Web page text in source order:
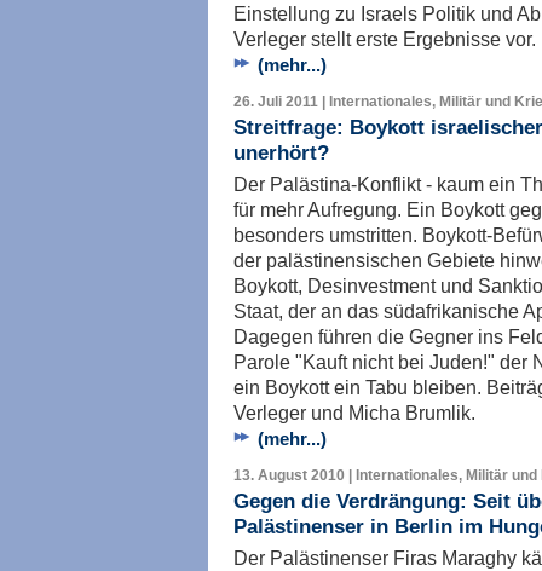
Einstellung zu Israels Politik und
Verleger stellt erste Ergebnisse vor.
(mehr...)
26. Juli 2011 | Internationales, Militär und
Streitfrage: Boykott
unerhört?
Der Palästina-Konflikt - kaum ein
für mehr Aufregung. Ein Boykott
besonders umstritten. Boykott-
der palästinensischen Gebiete
Boykott, Desinvestment und
Staat, der an das südafrikanische
Dagegen führen die Gegner ins
Parole "Kauft nicht bei Juden!" der
ein Boykott ein Tabu bleiben.
Verleger und Micha Brumlik.
(mehr...)
13. August 2010 | Internationales, Militär und
Gegen die Verdrängung: Seit
Palästinenser in Berlin im
Der Palästinenser Firas Maraghy